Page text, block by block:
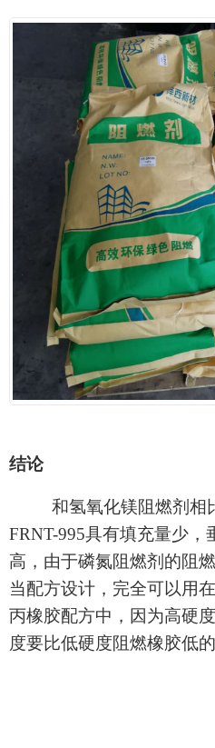
结论
和氢氧化镁阻燃剂相
FRNT-995具有填充量少，
高，由于磷氮阻燃剂 的阻
当配方设计，完全可以用
丙橡胶配方中，因为高硬
度要比低硬度阻燃橡胶低的